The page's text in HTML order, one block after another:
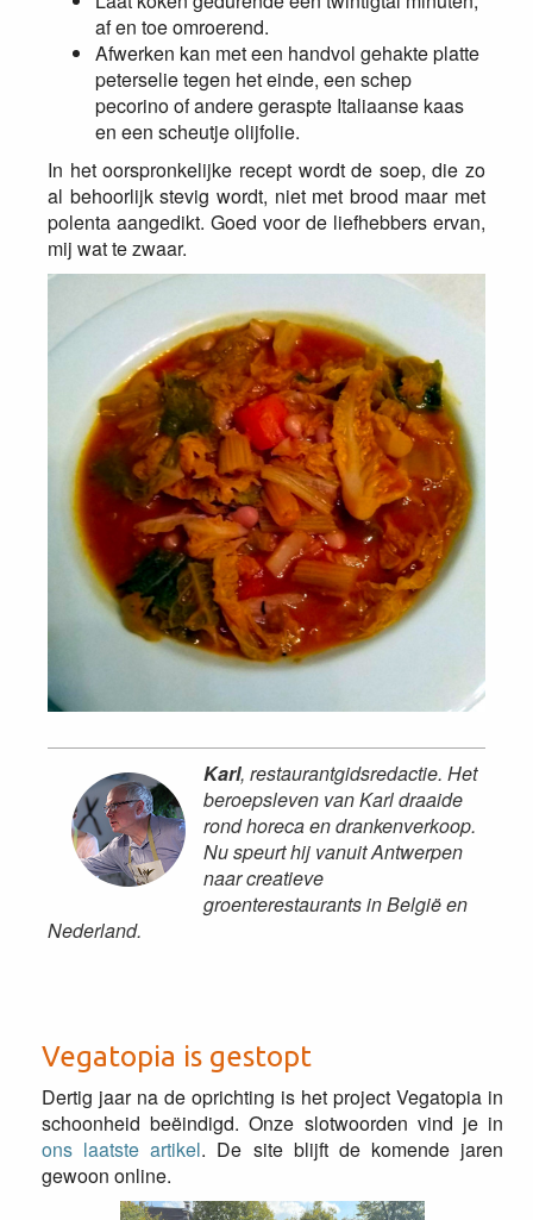
af en toe omroerend.
Afwerken kan met een handvol gehakte platte
peterselie tegen het einde, een schep
pecorino of andere geraspte Italiaanse kaas
en een scheutje olijfolie.
In het oorspronkelijke recept wordt de soep, die zo
al behoorlijk stevig wordt, niet met brood maar met
polenta aangedikt. Goed voor de liefhebbers ervan,
mij wat te zwaar.
Karl, restaurantgidsredactie. Het
beroepsleven van Karl draaide
rond horeca en drankenverkoop.
Nu speurt hij vanuit Antwerpen
naar creatieve
groenterestaurants in België en
Nederland.
Vegatopia is gestopt
Dertig jaar na de oprichting is het project Vegatopia in
schoonheid beëindigd. Onze slotwoorden vind je in
ons laatste artikel. De site blijft de komende jaren
gewoon online.